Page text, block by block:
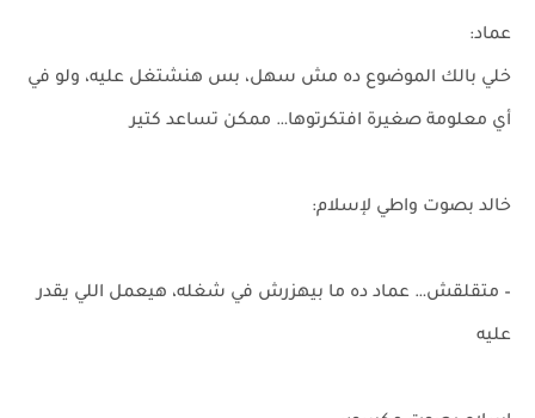
عماد:
خلي بالك الموضوع ده مش سهل، بس هنشتغل عليه، ولو في
أي معلومة صغيرة افتكرتوها… ممكن تساعد كتير
خالد بصوت واطي لإسلام:
– متقلقش… عماد ده ما بيهزرش في شغله، هيعمل اللي يقدر
عليه